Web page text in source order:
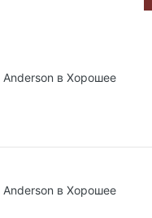
Anderson в Хорошее
Anderson в Хорошее